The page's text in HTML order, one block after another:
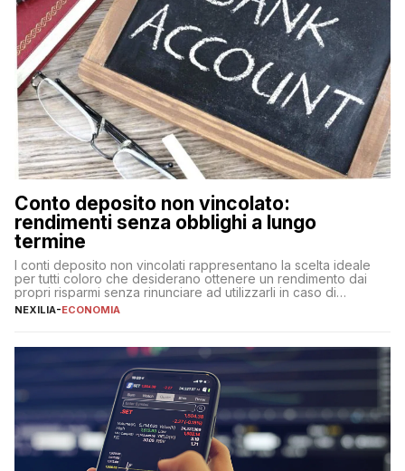
Conto deposito non vincolato:
rendimenti senza obblighi a lungo
termine
I conti deposito non vincolati rappresentano la scelta ideale
per tutti coloro che desiderano ottenere un rendimento dai
propri risparmi senza rinunciare ad utilizzarli in caso di
necessità. A differenza delle forme vincolate tradizionali,
flessibilità e rendimento. Come funzionano […]
NEXILIA-ECONOMIA